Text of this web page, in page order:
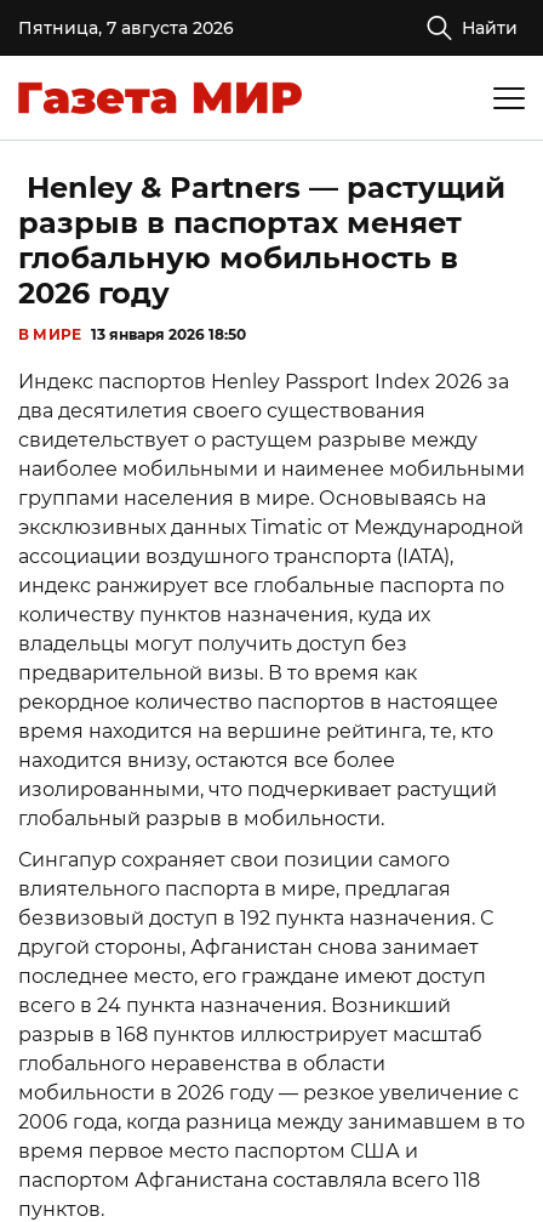
Пятница, 7 августа 2026 Найти
Henley & Partners — растущий
разрыв в паспортах меняет
глобальную мобильность в
2026 году
В МИРЕ 13 января 2026 18:50
Индекс паспортов Henley Passport Index 2026 за
два десятилетия своего существования
свидетельствует о растущем разрыве между
наиболее мобильными и наименее мобильными
группами населения в мире. Основываясь на
эксклюзивных данных Timatic от Международной
ассоциации воздушного транспорта (IATA),
индекс ранжирует все глобальные паспорта по
количеству пунктов назначения, куда их
владельцы могут получить доступ без
предварительной визы. В то время как
рекордное количество паспортов в настоящее
время находится на вершине рейтинга, те, кто
находится внизу, остаются все более
изолированными, что подчеркивает растущий
глобальный разрыв в мобильности.
Сингапур сохраняет свои позиции самого
влиятельного паспорта в мире, предлагая
безвизовый доступ в 192 пункта назначения. С
другой стороны, Афганистан снова занимает
последнее место, его граждане имеют доступ
всего в 24 пункта назначения. Возникший
разрыв в 168 пунктов иллюстрирует масштаб
глобального неравенства в области
мобильности в 2026 году — резкое увеличение с
2006 года, когда разница между занимавшем в то
время первое место паспортом США и
паспортом Афганистана составляла всего 118
пунктов.